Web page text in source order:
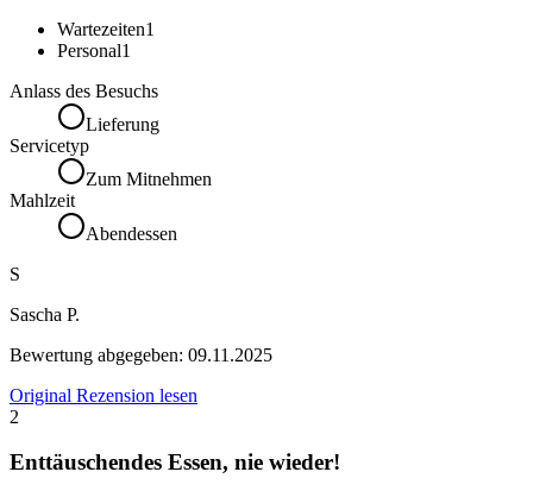
Wartezeiten1
Personal1
Anlass des Besuchs
Lieferung
Servicetyp
Zum Mitnehmen
Mahlzeit
Abendessen
S
Sascha P.
Bewertung abgegeben: 09.11.2025
Original Rezension lesen
2
Enttäuschendes Essen, nie wieder!